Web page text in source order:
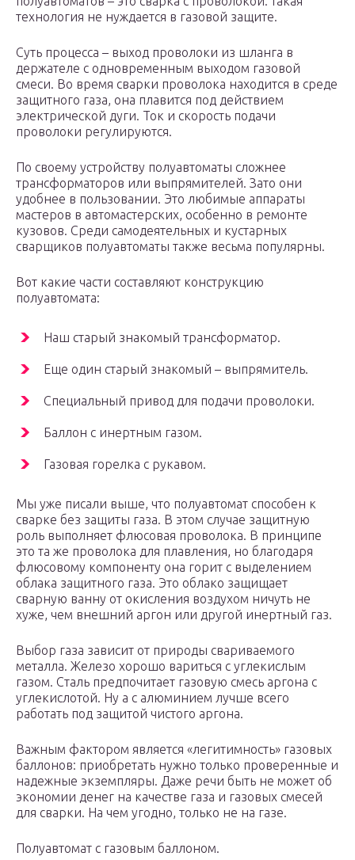
технология не нуждается в газовой защите.
Суть процесса – выход проволоки из шланга в
держателе с одновременным выходом газовой
смеси. Во время сварки проволока находится в среде
защитного газа, она плавится под действием
электрической дуги. Ток и скорость подачи
проволоки регулируются.
По своему устройству полуавтоматы сложнее
трансформаторов или выпрямителей. Зато они
удобнее в пользовании. Это любимые аппараты
мастеров в автомастерских, особенно в ремонте
кузовов. Среди самодеятельных и кустарных
сварщиков полуавтоматы также весьма популярны.
Вот какие части составляют конструкцию
полуавтомата:
Наш старый знакомый трансформатор.
Еще один старый знакомый – выпрямитель.
Специальный привод для подачи проволоки.
Баллон с инертным газом.
Газовая горелка с рукавом.
Мы уже писали выше, что полуавтомат способен к
сварке без защиты газа. В этом случае защитную
роль выполняет флюсовая проволока. В принципе
это та же проволока для плавления, но благодаря
флюсовому компоненту она горит с выделением
облака защитного газа. Это облако защищает
сварную ванну от окисления воздухом ничуть не
хуже, чем внешний аргон или другой инертный газ.
Выбор газа зависит от природы свариваемого
металла. Железо хорошо вариться с углекислым
газом. Сталь предпочитает газовую смесь аргона с
углекислотой. Ну а с алюминием лучше всего
работать под защитой чистого аргона.
Важным фактором является «легитимность» газовых
баллонов: приобретать нужно только проверенные и
надежные экземпляры. Даже речи быть не может об
экономии денег на качестве газа и газовых смесей
для сварки. На чем угодно, только не на газе.
Полуавтомат с газовым баллоном.